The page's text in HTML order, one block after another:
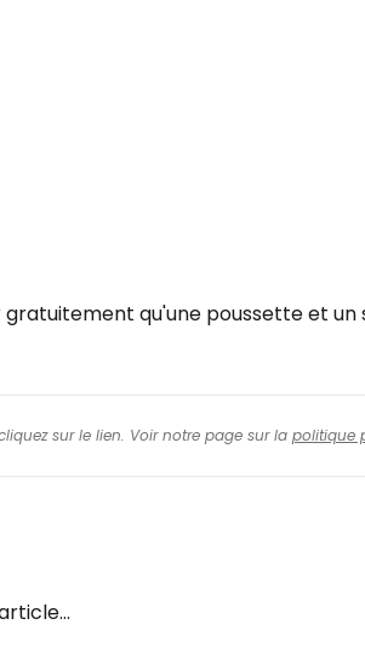
qu'une poussette et un
sur le lien. Voir notre page sur la politique